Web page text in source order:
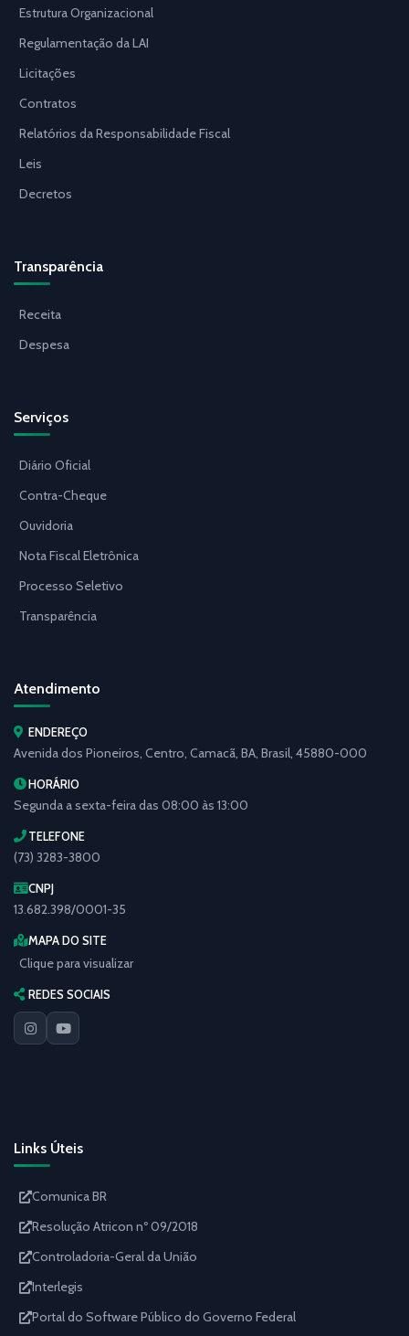
Estrutura Organizacional
Regulamentação da LAI
Licitações
Contratos
Relatórios da Responsabilidade Fiscal
Leis
Decretos
Transparência
Receita
Despesa
Serviços
Diário Oficial
Contra-Cheque
Ouvidoria
Nota Fiscal Eletrônica
Processo Seletivo
Transparência
Atendimento
ENDEREÇO
Avenida dos Pioneiros, Centro, Camacã, BA, Brasil, 45880-000
HORÁRIO
Segunda a sexta-feira das 08:00 às 13:00
TELEFONE
(73) 3283-3800
CNPJ
13.682.398/0001-35
MAPA DO SITE
Clique para visualizar
REDES SOCIAIS
Links Úteis
Comunica BR
Resolução Atricon nº 09/2018
Controladoria-Geral da União
Interlegis
Portal do Software Público do Governo Federal